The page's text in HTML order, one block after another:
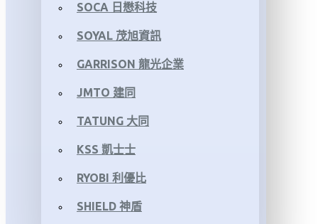
SOCA 日懋科技
SOYAL 茂旭資訊
GARRISON 龍光企業
JMTO 建同
TATUNG 大同
KSS 凱士士
RYOBI 利優比
SHIELD 神盾